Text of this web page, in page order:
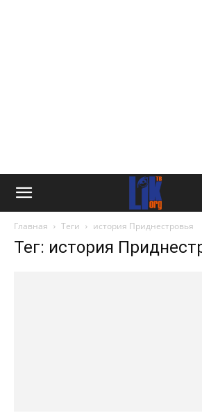
Главная Теги история Приднестровья
Тег: история